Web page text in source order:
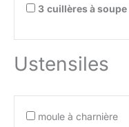
3 cuillères à soupe
Ustensiles
moule à charnière